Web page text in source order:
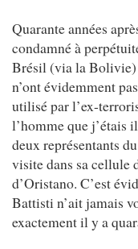
Quarante années
condamné à
Brésil (via la Bolivie)
n’ont évidemment
utilisé par l’ex-
l’homme que j’étais
deux représentants
visite dans sa cellule
d’Oristano. C’est
Battisti n’ait jamais
exactement il y a